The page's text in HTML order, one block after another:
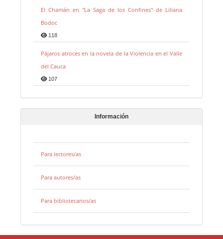
El Chamán en "La Saga de los Confines" de Liliana
Bodoc
118
Pájaros atroces en la novela de la Violencia en el Valle
del Cauca
107
Información
Para lectores/as
Para autores/as
Para bibliotecarios/as